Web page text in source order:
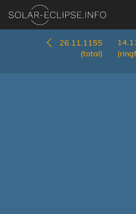
26.11.1155
(total)